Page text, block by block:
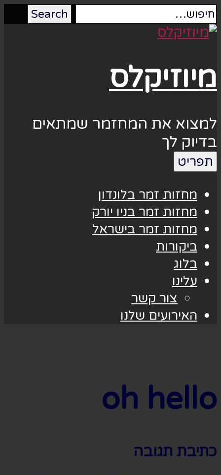
מיוזיקלס
למצוא את המחזמר שמתאים
בדיוק לך
תפריט
מחזות זמר בלונדון
מחזות זמר בניו יורק
מחזות זמר בישראל
ביקורות
בלוג
עלינו
צור קשר
האירועים שלנו
oh hello
כתיבת תגובה